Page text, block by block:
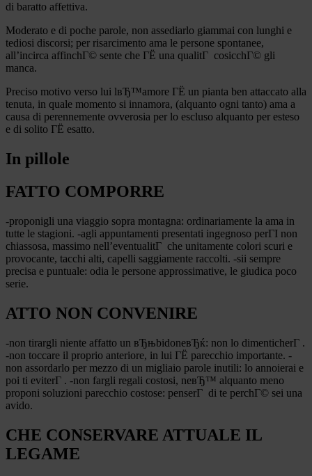
di baratto affettiva.
Moderato e di poche parole, non assediarlo giammai con lunghi e
tediosi discorsi; per risarcimento ama le persone spontanee,
all’incirca affinchГ© sente che ГЁ una qualitГ cosicchГ© gli
manca.
Preciso motivo verso lui lвЂ™amore ГЁ un pianta ben attaccato alla
tenuta, in quale momento si innamora, (alquanto ogni tanto) ama a
causa di perennemente ovverosia per lo escluso alquanto per esteso
e di solito ГЁ esatto.
In pillole
FATTO COMPORRE
-proponigli una viaggio sopra montagna: ordinariamente la ama in
tutte le stagioni. -agli appuntamenti presentati ingegnoso perГІ non
chiassosa, massimo nell’eventualitГ che unitamente colori scuri e
provocante, tacchi alti, capelli saggiamente raccolti. -sii sempre
precisa e puntuale: odia le persone approssimative, le giudica poco
serie.
ATTO NON CONVENIRE
-non tirargli niente affatto un вЂњbidoneвЂќ: non lo dimenticherГ .
-non toccare il proprio anteriore, in lui ГЁ parecchio importante. -
non assordarlo per mezzo di un migliaio parole inutili: lo annoierai e
poi ti eviterГ . -non fargli regali costosi, neвЂ™ alquanto meno
proponi soluzioni parecchio costose: penserГ di te perchГ© sei una
avido.
CHE CONSERVARE ATTUALE IL
LEGAME